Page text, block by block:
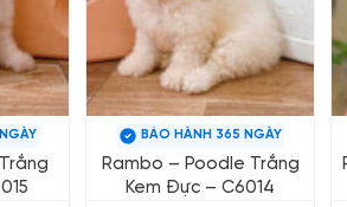
BẢO HÀNH 365 NGÀY
Rambo – Poodle Trắng
Kem Đực – C6014